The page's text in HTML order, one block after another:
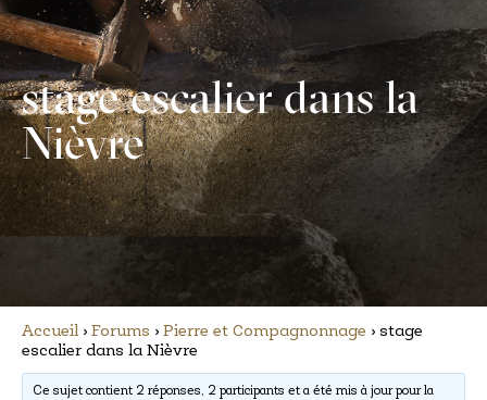
stage escalier dans la
Nièvre
Accueil › Forums › Pierre et Compagnonnage › stage
escalier dans la Nièvre
Ce sujet contient 2 réponses, 2 participants et a été mis à jour pour la